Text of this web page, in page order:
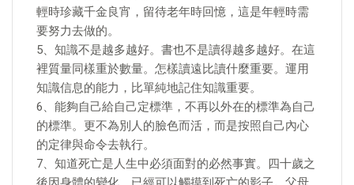
輕時珍藏千金良宵，留待老年時回憶，這是年輕時需
要努力去做的。
5、知識不是越多越好。書也不是讀得越多越好。在這
裡質量同樣重於數量。怎樣讀遠比讀什麼重要。運用
知識信息的能力，比單純地記住知識重要。
6、能夠自己給自己定標準，不再以外在的標準為自己
的標準。更不為別人的臉色而活，而是按照自己內心
的定律與命令去執行。
7、知道死亡是人生中必須面對的必然事實。四十歲之